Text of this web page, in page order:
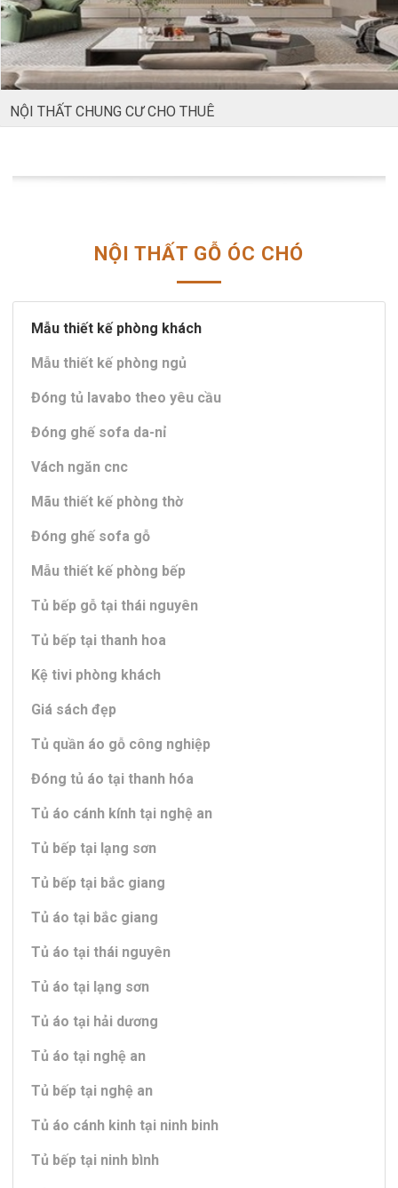
NỘI THẤT CHUNG CƯ CHO THUÊ
NỘI THẤT GỖ ÓC CHÓ
Mẫu thiết kế phòng khách
Mẫu thiết kế phòng ngủ
Đóng tủ lavabo theo yêu cầu
Đóng ghế sofa da-nỉ
Vách ngăn cnc
Mãu thiết kế phòng thờ
Đóng ghế sofa gỗ
Mẫu thiết kế phòng bếp
Tủ bếp gỗ tại thái nguyên
Tủ bếp tại thanh hoa
Kệ tivi phòng khách
Giá sách đẹp
Tủ quần áo gỗ công nghiệp
Đóng tủ áo tại thanh hóa
Tủ áo cánh kính tại nghệ an
Tủ bếp tại lạng sơn
Tủ bếp tại bắc giang
Tủ áo tại bắc giang
Tủ áo tại thái nguyên
Tủ áo tại lạng sơn
Tủ áo tại hải dương
Tủ áo tại nghệ an
Tủ bếp tại nghệ an
Tủ áo cánh kinh tại ninh binh
Tủ bếp tại ninh bình